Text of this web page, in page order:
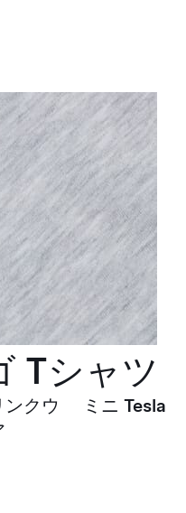
Tシャツ
ンクウ
ミニ Tesla